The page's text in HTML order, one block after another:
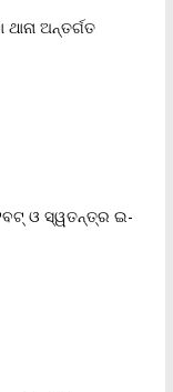
ଅନ୍ତର୍ଗତ
ଓ ସ୍ୱତନ୍ତ୍ର ଇ-